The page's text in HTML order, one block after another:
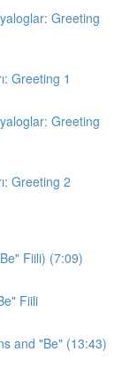
Greeting
Greeting 1
Greeting
Greeting 2
Fiili) (7:09)
Fiili
and "Be" (13:43)